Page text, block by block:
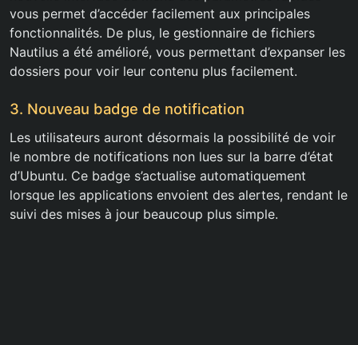
vous permet d’accéder facilement aux principales
fonctionnalités. De plus, le gestionnaire de fichiers
Nautilus a été amélioré, vous permettant d’expanser les
dossiers pour voir leur contenu plus facilement.
3. Nouveau badge de notification
Les utilisateurs auront désormais la possibilité de voir
le nombre de notifications non lues sur la barre d’état
d’Ubuntu. Ce badge s’actualise automatiquement
lorsque les applications envoient des alertes, rendant le
suivi des mises à jour beaucoup plus simple.